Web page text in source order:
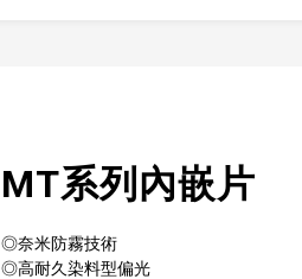
MT系列內嵌片
◎奈米防霧技術
◎高耐久染料型偏光